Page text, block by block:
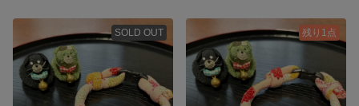
SOLD OUT 残り1点